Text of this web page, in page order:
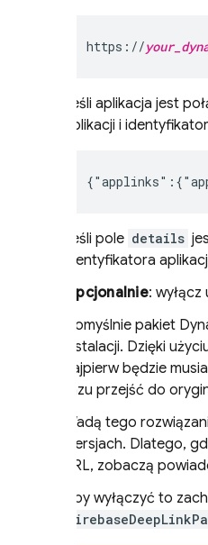
https://
Jeśli aplikacja jest
aplikacji i
Jeśli pole details
identyfikatora
Opcjonalnie:
Domyślnie pakiet
instalacji. Dzięki
najpierw będzie
razu przejść do
Wadą tego
wersjach. Dlatego,
URL, zobaczą
Aby wyłączyć to